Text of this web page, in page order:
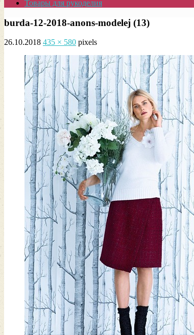
Товары для рукоделия
burda-12-2018-anons-modelej (13)
26.10.2018 435 × 580 pixels